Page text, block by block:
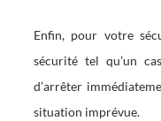
Enfin, pour votre
sécurité tel qu’un
d’arrêter
situation imprévue.